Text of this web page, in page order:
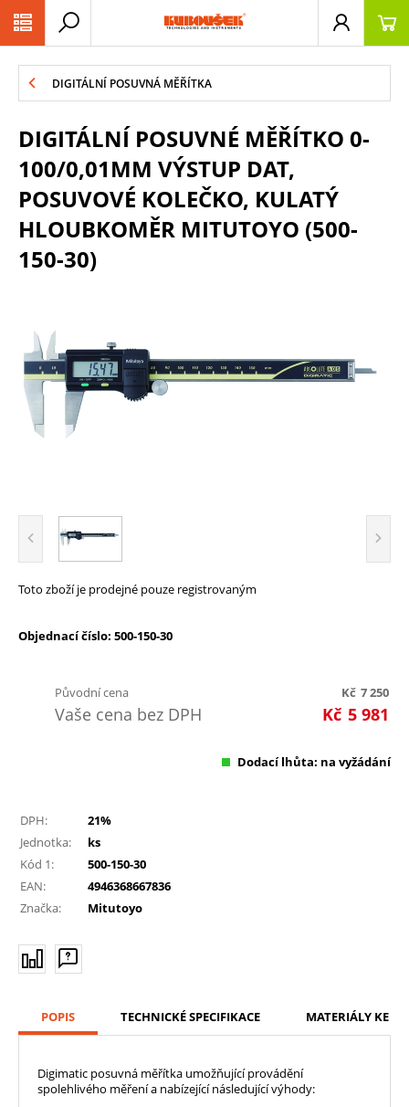
DIGITÁLNÍ POSUVNÁ MĚŘÍTKA
DIGITÁLNÍ POSUVNÉ MĚŘÍTKO 0-
100/0,01MM VÝSTUP DAT,
POSUVOVÉ KOLEČKO, KULATÝ
HLOUBKOMĚR MITUTOYO (500-
150-30)
Toto zboží je prodejné pouze registrovaným
Objednací číslo: 500-150-30
Původní cena 7 250
Kč
Vaše cena bez DPH 5 981
Kč
Dodací lhůta: na vyžádání
DPH:
21%
Jednotka:
ks
Kód 1:
500-150-30
EAN:
4946368667836
Značka:
Mitutoyo
POPIS TECHNICKÉ SPECIFIKACE MATERIÁLY KE
Digimatic posuvná měřítka umožňující provádění
spolehlivého měření a nabízející následující výhody: